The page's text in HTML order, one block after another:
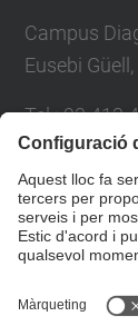
Campus
Eusebi
Tel.:93 413
Directori
Formulari